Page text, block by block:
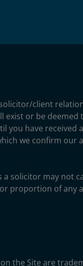
client
exist or be deemed
you have received
we confirm our
solicitor may not
proportion of any
the Site are